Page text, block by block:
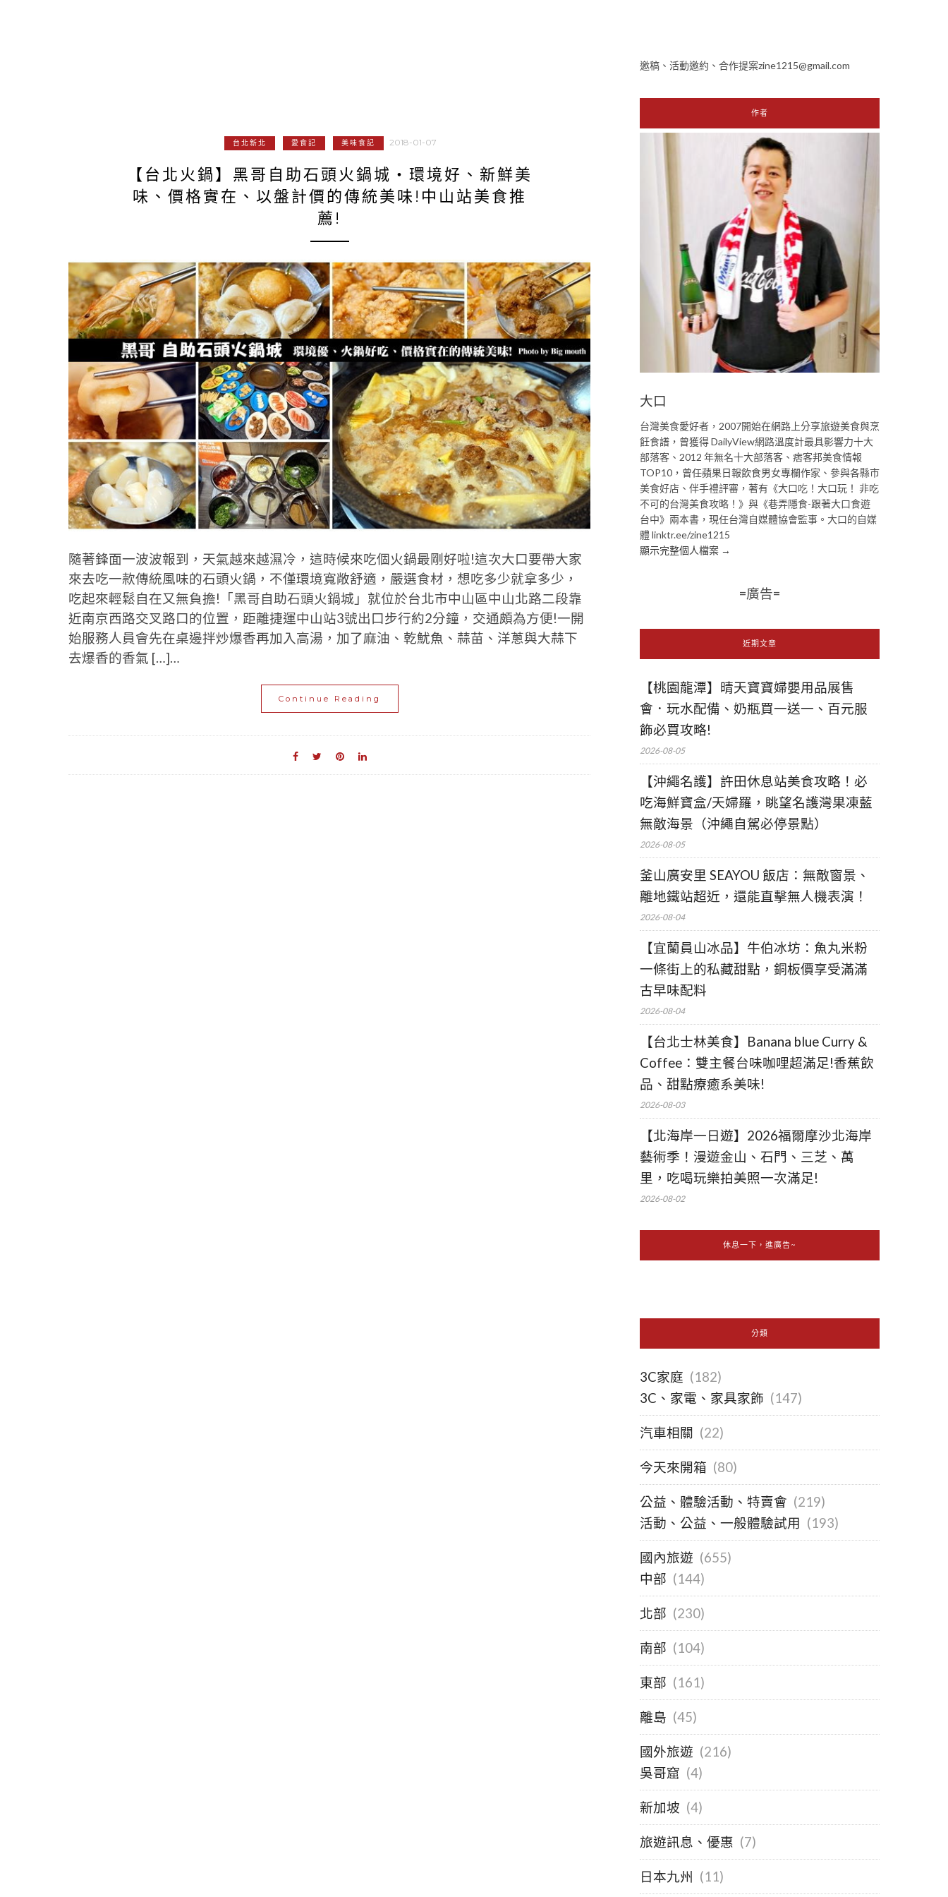
台北新北 愛食記 美味食記 2018-01-07
【台北火鍋】黑哥自助石頭火鍋城‧環境好、新鮮美
味、價格實在、以盤計價的傳統美味!中山站美食推
薦!
隨著鋒面一波波報到，天氣越來越濕冷，這時候來吃個火鍋最剛好啦!這次大口要帶大家
來去吃一款傳統風味的石頭火鍋，不僅環境寬敞舒適，嚴選食材，想吃多少就拿多少，
吃起來輕鬆自在又無負擔!「黑哥自助石頭火鍋城」就位於台北市中山區中山北路二段靠
近南京西路交叉路口的位置，距離捷運中山站3號出口步行約2分鐘，交通頗為方便!一開
始服務人員會先在桌邊拌炒爆香再加入高湯，加了麻油、乾魷魚、蒜苗、洋蔥與大蒜下
去爆香的香氣 […]…
Continue Reading
邀稿、活動邀約、合作提案zine1215@gmail.com
作者
大口
台灣美食愛好者，2007開始在網路上分享旅遊美食與烹
飪食譜，曾獲得 DailyView網路溫度計最具影響力十大
部落客、2012 年無名十大部落客、痞客邦美食情報
TOP10，曾任蘋果日報飲食男女專欄作家、參與各縣市
美食好店、伴手禮評審，著有《大口吃！大口玩！ 非吃
不可的台灣美食攻略！》與《巷弄隱食-跟著大口食遊
台中》兩本書，現任台灣自媒體協會監事。大口的自媒
體 linktr.ee/zine1215
顯示完整個人檔案 →
=廣告=
近期文章
【桃園龍潭】晴天寶寶婦嬰用品展售
會．玩水配備、奶瓶買一送一、百元服
飾必買攻略!
2026-08-05
【沖繩名護】許田休息站美食攻略！必
吃海鮮寶盒/天婦羅，眺望名護灣果凍藍
無敵海景（沖繩自駕必停景點）
2026-08-05
釜山廣安里 SEAYOU 飯店：無敵窗景、
離地鐵站超近，還能直擊無人機表演！
2026-08-04
【宜蘭員山冰品】牛伯冰坊：魚丸米粉
一條街上的私藏甜點，銅板價享受滿滿
古早味配料
2026-08-04
【台北士林美食】Banana blue Curry &
Coffee：雙主餐台味咖哩超滿足!香蕉飲
品、甜點療癒系美味!
2026-08-03
【北海岸一日遊】2026福爾摩沙北海岸
藝術季！漫遊金山、石門、三芝、萬
里，吃喝玩樂拍美照一次滿足!
2026-08-02
休息一下，進廣告~
分類
3C家庭 (182)
3C、家電、家具家飾 (147)
汽車相關 (22)
今天來開箱 (80)
公益、體驗活動、特賣會 (219)
活動、公益、一般體驗試用 (193)
國內旅遊 (655)
中部 (144)
北部 (230)
南部 (104)
東部 (161)
離島 (45)
國外旅遊 (216)
吳哥窟 (4)
新加坡 (4)
旅遊訊息、優惠 (7)
日本九州 (11)